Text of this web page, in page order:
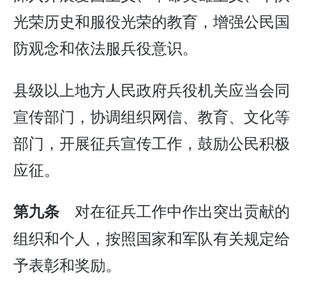
光荣历史和服役光荣的教育，增强公民国
防观念和依法服兵役意识。
县级以上地方人民政府兵役机关应当会同
宣传部门，协调组织网信、教育、文化等
部门，开展征兵宣传工作，鼓励公民积极
应征。
第九条 对在征兵工作中作出突出贡献的
组织和个人，按照国家和军队有关规定给
予表彰和奖励。